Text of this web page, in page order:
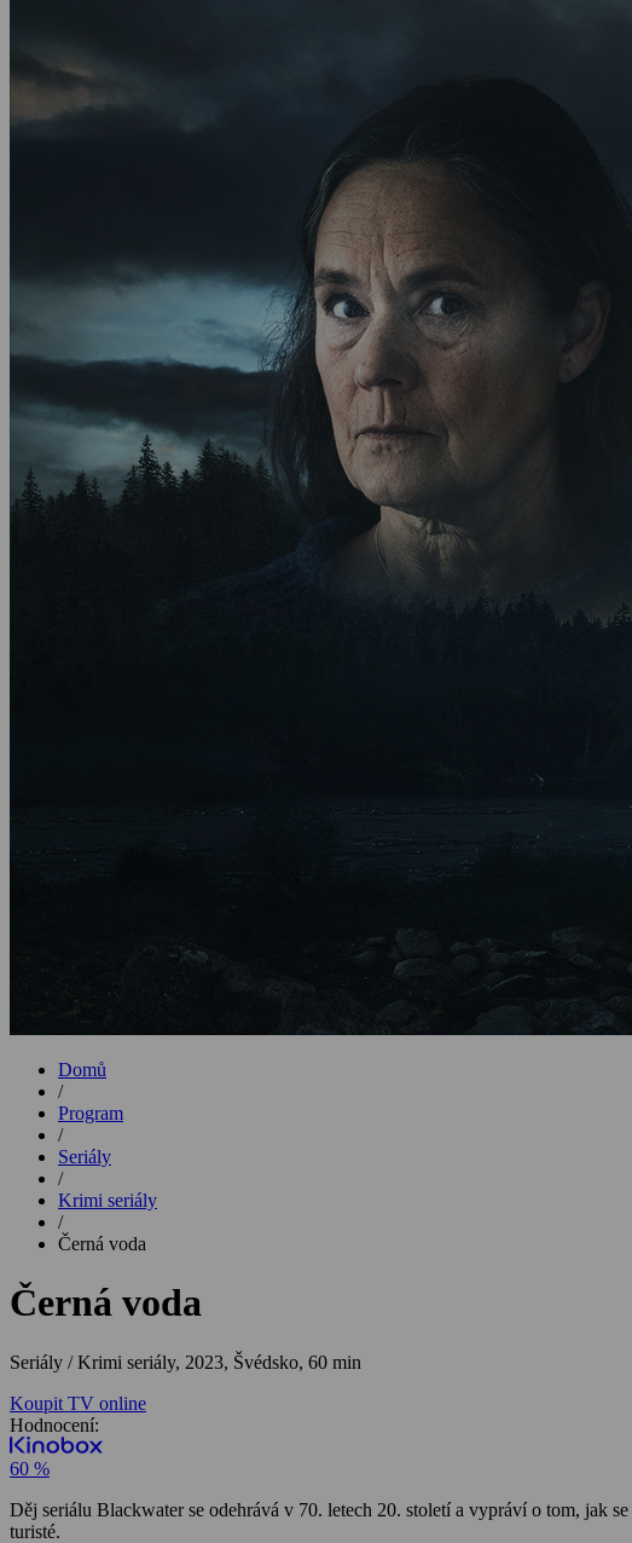
Domů
/
Program
/
Seriály
/
Krimi seriály
/
Černá voda
Černá voda
Seriály / Krimi seriály, 2023, Švédsko, 60 min
Koupit TV online
Hodnocení:
60 %
Děj seriálu Blackwater se odehrává v 70. letech 20. století a vypráví o tom, jak
turisté.